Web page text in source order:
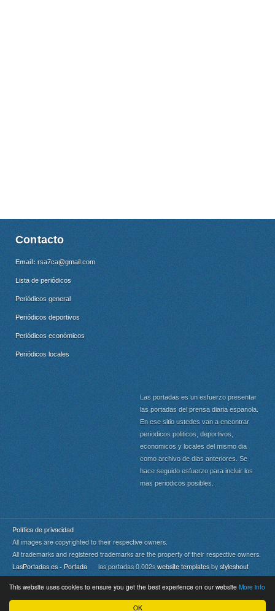
OK
This website uses cookies to ensure you get the best experience on our website More info
Contacto
Email: rsa7ca@gmail.com
Lista de periódicos
Periódicos general
Periódicos deportivos
Periódicos económicos
Periódicos locales
Las portadas es un esfuerzo presentar
las portadas del prensa diaria espanola.
En ese sitio ustedes van a encontrar
periodicos politicos, deportivos,
economicos y locales del mismo dia
como archivo de dias anteriores. Se
hace seguido esfuerzo para incluir los
mas periodicos posibles.
Política de privacidad
All images are copyrighted to their respective owners.
All trademarks and registered trademarks are the property of their respective owners.
LasPortadas.es - Portada las portadas 0.002s website templates by styleshout